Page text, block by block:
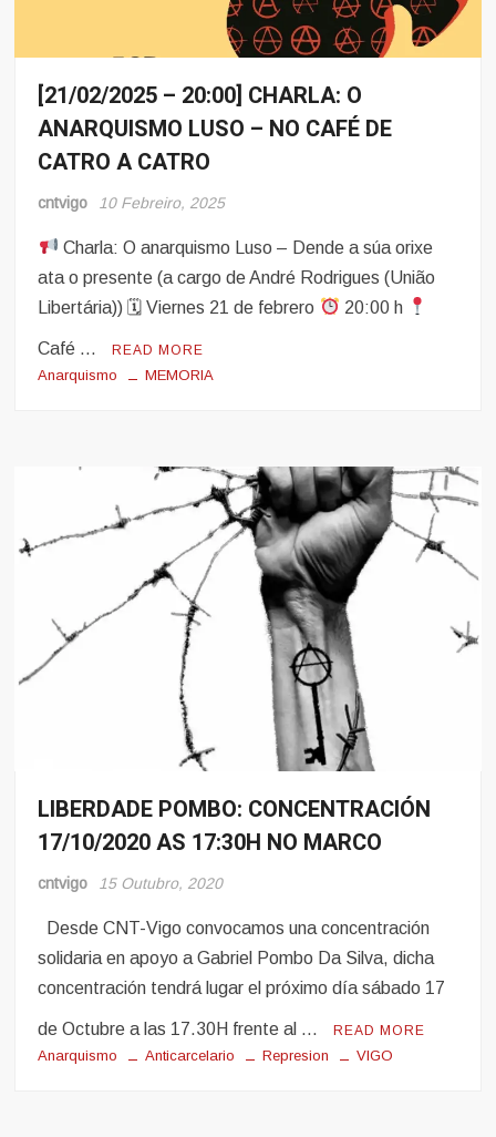
Eventos
Noticias
[21/02/2025 – 20:00] CHARLA: O
ANARQUISMO LUSO – NO CAFÉ DE
CATRO A CATRO
cntvigo 10 Febreiro, 2025
Charla: O anarquismo Luso – Dende a súa orixe
ata o presente (a cargo de André Rodrigues (União
Libertária)) 🗓 Viernes 21 de febrero
20:00 h
Café … READ MORE
Anarquismo MEMORIA
Eventos
Pro-
LIBERDADE POMBO: CONCENTRACIÓN
17/10/2020 AS 17:30H NO MARCO
cntvigo 15 Outubro, 2020
Desde CNT-Vigo convocamos una concentración
solidaria en apoyo a Gabriel Pombo Da Silva, dicha
concentración tendrá lugar el próximo día sábado 17
de Octubre a las 17.30H frente al … READ MORE
Anarquismo Anticarcelario Represion VIGO